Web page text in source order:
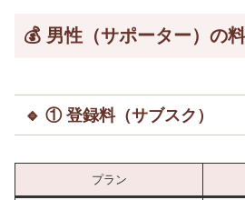
💰 男性（サポーター）の
🔹 ① 登録料（サブスク）
プラン